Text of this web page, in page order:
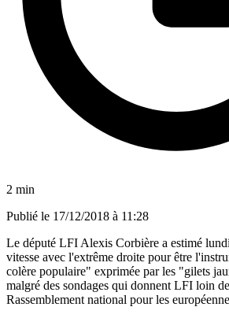
2 min
Publié le 17/12/2018 à 11:28
Le député LFI Alexis Corbière a estimé
vitesse avec l'extrême droite pour être
colère populaire" exprimée par les "gilets
malgré des sondages qui donnent LFI loin
Rassemblement national pour les